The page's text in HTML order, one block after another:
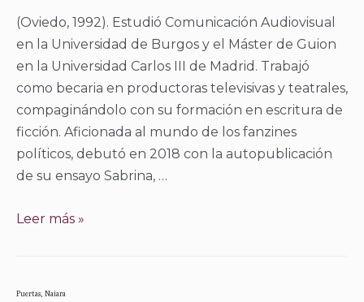
(Oviedo, 1992). Estudió Comunicación Audiovisual
en la Universidad de Burgos y el Máster de Guion
en la Universidad Carlos III de Madrid. Trabajó
como becaria en productoras televisivas y teatrales,
compaginándolo con su formación en escritura de
ficción. Aficionada al mundo de los fanzines
políticos, debutó en 2018 con la autopublicación
de su ensayo Sabrina, …
Presumido,
Leer más »
Puertas, Naiara